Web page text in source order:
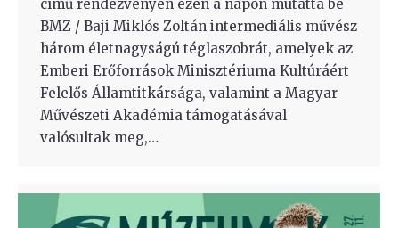
című rendezvényen ezen a napon mutatta be
BMZ / Baji Miklós Zoltán intermediális művész
három életnagyságú téglaszobrát, amelyek az
Emberi Erőforrások Minisztériuma Kultúráért
Felelős Államtitkársága, valamint a Magyar
Művészeti Akadémia támogatásával
valósultak meg,…